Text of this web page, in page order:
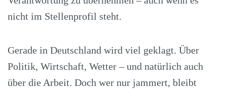
nicht im Stellenprofil steht.
Gerade in Deutschland wird viel geklagt. Über
Politik, Wirtschaft, Wetter – und natürlich auch
über die Arbeit. Doch wer nur jammert, bleibt